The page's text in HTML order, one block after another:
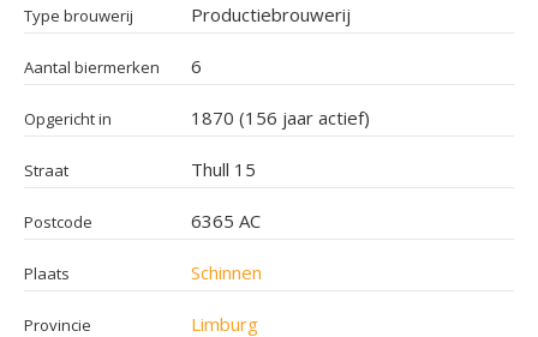
Type brouwerij Productiebrouwerij
Aantal biermerken 6
Opgericht in 1870 (156 jaar actief)
Straat Thull 15
Postcode 6365 AC
Plaats Schinnen
Provincie Limburg